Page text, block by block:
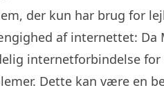
der kun har brug for
af internettet: Da
internetforbindelse for
Dette kan være en